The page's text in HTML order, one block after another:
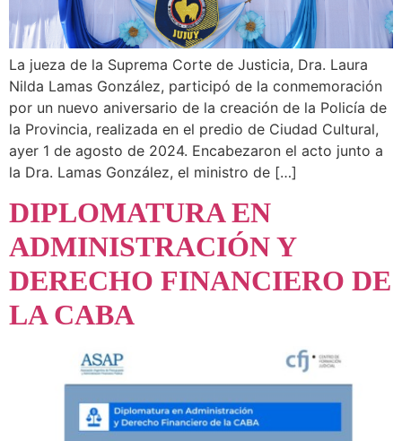
La jueza de la Suprema Corte de Justicia, Dra. Laura
Nilda Lamas González, participó de la conmemoración
por un nuevo aniversario de la creación de la Policía de
la Provincia, realizada en el predio de Ciudad Cultural,
ayer 1 de agosto de 2024. Encabezaron el acto junto a
la Dra. Lamas González, el ministro de […]
DIPLOMATURA EN
ADMINISTRACIÓN Y
DERECHO FINANCIERO DE
LA CABA